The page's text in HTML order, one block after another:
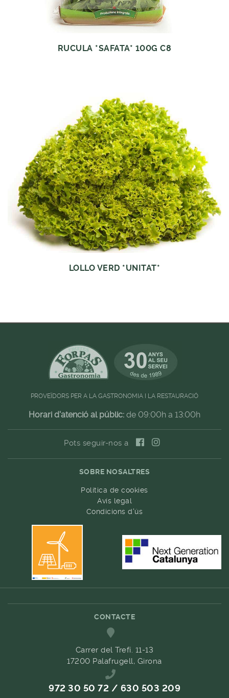
RUCULA *SAFATA* 100G C8
LOLLO VERD *UNITAT*
PROVEÏDORS PER A LA GASTRONOMIA I LA RESTAURACIÓ
Horari d'atenció al públic: de 09:00h a 13:00h
Pots seguir-nos a
SOBRE NOSALTRES
Política de cookies
Avís legal
Condicions d'ús
CONTACTE
Carrer del Trefí. 11-13
17200 Palafrugell, Girona
972 30 50 72 / 630 503 209